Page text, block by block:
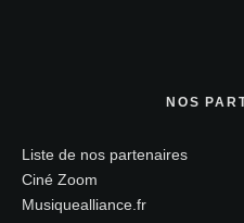
NOS
Liste de nos partenaires
Ciné Zoom
Musiquealliance.fr